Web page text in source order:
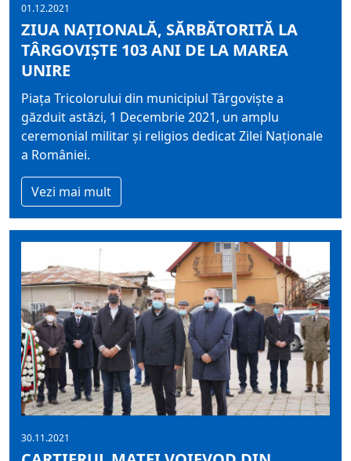
01.12.2021
ZIUA NAȚIONALĂ, SĂRBĂTORITĂ LA
TÂRGOVIȘTE 103 ANI DE LA MAREA
UNIRE
Piața Tricolorului din municipiul Târgoviște a
găzduit astăzi, 1 Decembrie 2021, un amplu
ceremonial militar și religios dedicat Zilei Naționale
a României.
Vezi mai mult
30.11.2021